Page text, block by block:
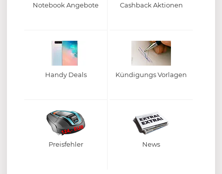
Notebook Angebote Cashback Aktionen
Handy Deals Kündigungs Vorlagen
Preisfehler News